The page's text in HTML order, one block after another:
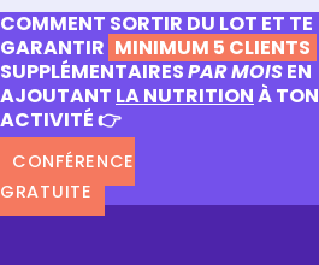
COMMENT SORTIR DU LOT ET TE
GARANTIR MINIMUM 5 CLIENTS
SUPPLÉMENTAIRESPAR MOISEN
AJOUTANT LA NUTRITIONÀ TON
ACTIVITÉ 👉
CONFÉRENCE
GRATUITE